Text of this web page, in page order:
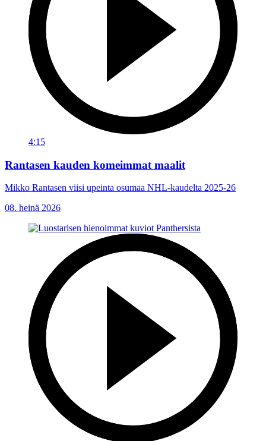
4:15
Rantasen kauden komeimmat maalit
Mikko Rantasen viisi upeinta osumaa NHL-kaudelta 2025-26
08. heinä 2026